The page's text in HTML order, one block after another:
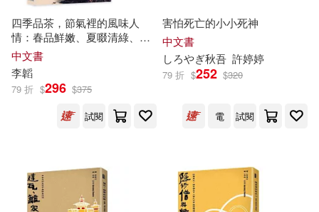
開心教育研究中心(7)
閻純德（主編）(7)
HIROKAZU(6) Milkyway(6)
PRESIDENT Inc.(23)
中國建築工業出版社(23)
中國農業出版社(23)
江西人民出版社(23)
四季品茶，節氣裡的風味人
情：春品鮮嫩、夏啜清綠、 秋
賞幽香、冬藏醇厚，在四季更
迭之間，收藏每一段山水與茶
事的記憶
中文書
李韜
79 折 $296 $375
試閱
害怕死亡的小小死神
中文書
しろやぎ秋吾 許婷婷
79 折 $252 $320
電 試閱